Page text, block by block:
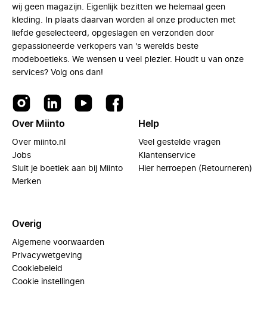
wij geen magazijn. Eigenlijk bezitten we helemaal geen
kleding. In plaats daarvan worden al onze producten met
liefde geselecteerd, opgeslagen en verzonden door
gepassioneerde verkopers van 's werelds beste
modeboetieks. We wensen u veel plezier. Houdt u van onze
services? Volg ons dan!
Over Miinto
Over miinto.nl
Jobs
Sluit je boetiek aan bij Miinto
Merken
Help
Veel gestelde vragen
Klantenservice
Hier herroepen (Retourneren)
Overig
Algemene voorwaarden
Privacywetgeving
Cookiebeleid
Cookie instellingen